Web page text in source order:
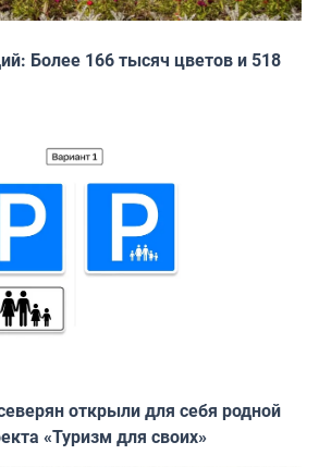
Более 166 тысяч цветов и 518
открыли для себя родной
«Туризм для своих»